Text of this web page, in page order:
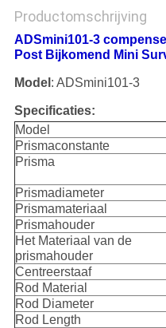
Productomschrijving
ADSmini101-3
Post Bijkomend Mini
Model : ADSmini101-3
Specificaties:
Model
Prismaconstante
Prisma
Prismadiameter
Prismamateriaal
Prismahouder
Het Materiaal van de
prismahouder
Centreerstaaf
Rod Material
Rod Diameter
Rod Length